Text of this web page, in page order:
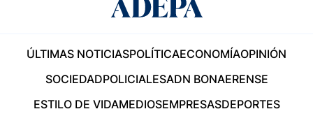
ÚLTIMAS NOTICIASPOLÍTICAECONOMÍAOPINIÓN
SOCIEDADPOLICIALESADN BONAERENSE
ESTILO DE VIDAMEDIOSEMPRESASDEPORTES